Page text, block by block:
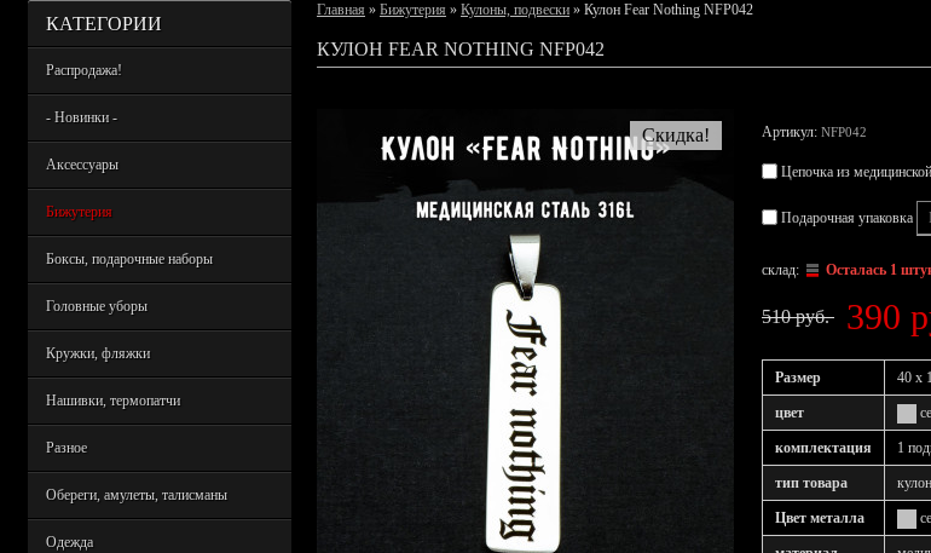
КАТЕГОРИИ
Распродажа!
- Новинки -
Аксессуары
Бижутерия
Боксы, подарочные наборы
Головные уборы
Кружки, фляжки
Нашивки, термопатчи
Разное
Обереги, амулеты, талисманы
Одежда
Главная » Бижутерия » Кулоны, подвески » Кулон Fear Nothing NFP042
КУЛОН FEAR NOTHING NFP042
Скидка! Артикул: NFP042
Цепочка из
Подарочная упаковка
склад: Осталась 1
510 руб. 390
Размер 40 х
цвет
комплектация 1
тип товара кулон
Цвет металла